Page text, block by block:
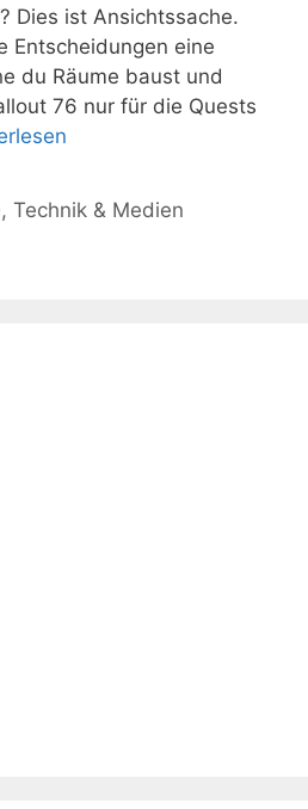
Dies ist Ansichtssache.
Entscheidungen eine
du Räume baust und
76 nur für die Quests
,Technik & Medien